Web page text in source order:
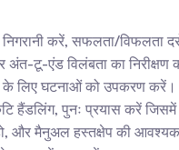
निगरानी करें, सफलता/विफलता
अंत-टू-एंड विलंबता का निरीक्षण
लिए घटनाओं को उपकरण करें।
हैंडलिंग, पुनः प्रयास करें जिसमें
और मैनुअल हस्तक्षेप की